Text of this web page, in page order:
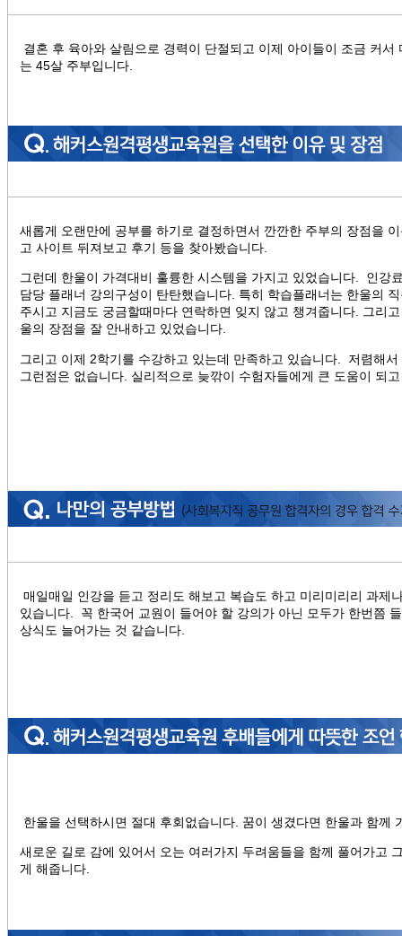
결혼 후 육아와 살림으로 경력이 단절되고 이제 아이들이 조금 커
는 45살 주부입니다.
새롭게 오랜만에 공부를 하기로 결정하면서 깐깐한 주부의 장점을
고 사이트 뒤져보고 후기 등을 찾아봤습니다.
그런데 한울이 가격대비 훌륭한 시스템을 가지고 있었습니다. 인강
담당 플래너 강의구성이 탄탄했습니다. 특히 학습플래너는 한울의
주시고 지금도 궁금할때마다 연락하면 잊지 않고 챙겨줍니다. 그리
울의 장점을 잘 안내하고 있었습니다.
그리고 이제 2학기를 수강하고 있는데 만족하고 있습니다. 저렴해
그런점은 없습니다. 실리적으로 늦깎이 수험자들에게 큰 도움이
매일매일 인강을 듣고 정리도 해보고 복습도 하고 미리미리리 과제
있습니다. 꼭 한국어 교원이 들어야 할 강의가 아닌 모두가 한번쯤
상식도 늘어가는 것 같습니다.
한울을 선택하시면 절대 후회없습니다. 꿈이 생겼다면 한울과 함께
새로운 길로 감에 있어서 오는 여러가지 두려움들을 함께 풀어가고
게 해줍니다.